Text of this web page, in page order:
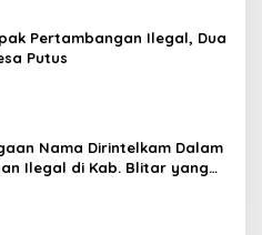
Pertambangan Ilegal, Dua
Putus
Nama Dirintelkam Dalam
Ilegal di Kab. Blitar yang